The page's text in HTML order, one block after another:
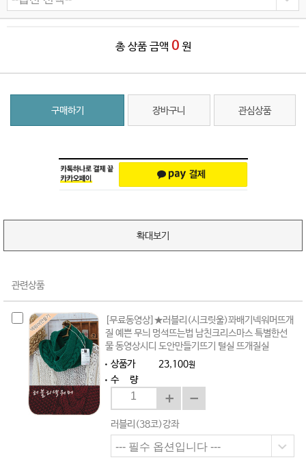
총 상품 금액 0 원
구매하기 장바구니 관심상품
확대보기
관련상품
[무료동영상]★러블리(시크릿울)꽈배기넥워머뜨개
질 예쁜 무늬 멍석뜨는법 남친크리스마스 특별한선
물 동영상시디 도안만들기뜨기 털실 뜨개질실
상품가
23,100원
수 량
러블리(38코)강좌